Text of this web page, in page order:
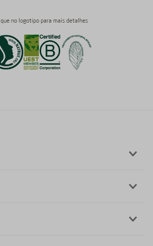
no logotipo para mais detalhes